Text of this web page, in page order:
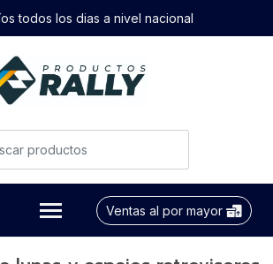
todos los dias a nivel nacional
Ventas al por mayor